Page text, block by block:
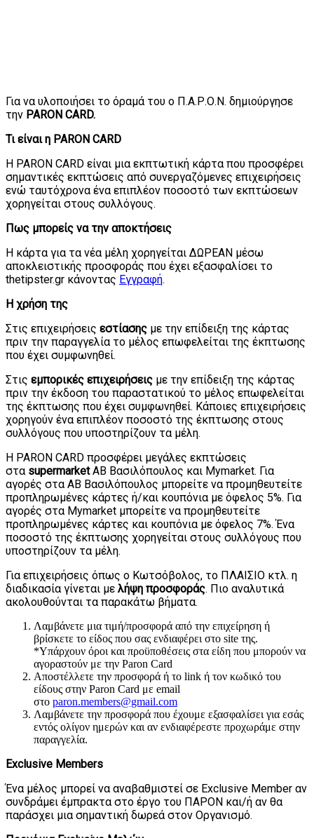
Για να υλοποιήσει το όραμά του ο Π.Α.Ρ.Ο.Ν. δημιούργησε
την PARON CARD.
Τι είναι η PARON CARD
Η PARON CARD είναι μια εκπτωτική κάρτα που προσφέρει
σημαντικές εκπτώσεις από συνεργαζόμενες επιχειρήσεις
ενώ ταυτόχρονα ένα επιπλέον ποσοστό των εκπτώσεων
χορηγείται στους συλλόγους.
Πως μπορείς να την αποκτήσεις
Η κάρτα για τα νέα μέλη χορηγείται ΔΩΡΕΑΝ μέσω
αποκλειστικής προσφοράς που έχει εξασφαλίσει το
thetipster.gr κάνοντας Εγγραφή.
Η χρήση της
Στις επιχειρήσεις εστίασης με την επίδειξη της κάρτας
πριν την παραγγελία το μέλος επωφελείται της έκπτωσης
που έχει συμφωνηθεί.
Στις εμπορικές επιχειρήσεις με την επίδειξη της κάρτας
πριν την έκδοση του παραστατικού το μέλος επωφελείται
της έκπτωσης που έχει συμφωνηθεί. Κάποιες επιχειρήσεις
χορηγούν ένα επιπλέον ποσοστό της έκπτωσης στους
συλλόγους που υποστηρίζουν τα μέλη.
Η PARON CARD προσφέρει μεγάλες εκπτώσεις
στα supermarketΑΒ Βασιλόπουλος και Mymarket. Για
αγορές στα ΑΒ Βασιλόπουλος μπορείτε να προμηθευτείτε
προπληρωμένες κάρτες ή/και κουπόνια με όφελος 5%. Για
αγορές στα Mymarket μπορείτε να προμηθευτείτε
προπληρωμένες κάρτες και κουπόνια με όφελος 7%. Ένα
ποσοστό της έκπτωσης χορηγείται στους συλλόγους που
υποστηρίζουν τα μέλη.
Για επιχειρήσεις όπως ο Κωτσόβολος, το ΠΛΑΙΣΙΟ κτλ. η
διαδικασία γίνεται με λήψη προσφοράς. Πιο αναλυτικά
ακολουθούνται τα παρακάτω βήματα.
Λαμβάνετε μια τιμή/προσφορά από την επιχείρηση ή
βρίσκετε το είδος που σας ενδιαφέρει στο site της.
*Υπάρχουν όροι και προϋποθέσεις στα είδη που μπορούν να
αγοραστούν με την Paron Card
Αποστέλλετε την προσφορά ή το link ή τον κωδικό του
είδους στην Paron Card με email
στο paron.members@gmail.com
Λαμβάνετε την προσφορά που έχουμε εξασφαλίσει για εσάς
εντός ολίγον ημερών και αν ενδιαφέρεστε προχωράμε στην
παραγγελία.
Exclusive Members
Ένα μέλος μπορεί να αναβαθμιστεί σε Exclusive Member αν
συνδράμει έμπρακτα στο έργο του ΠΑΡΟΝ και/ή αν θα
παράσχει μια σημαντική δωρεά στον Οργανισμό.